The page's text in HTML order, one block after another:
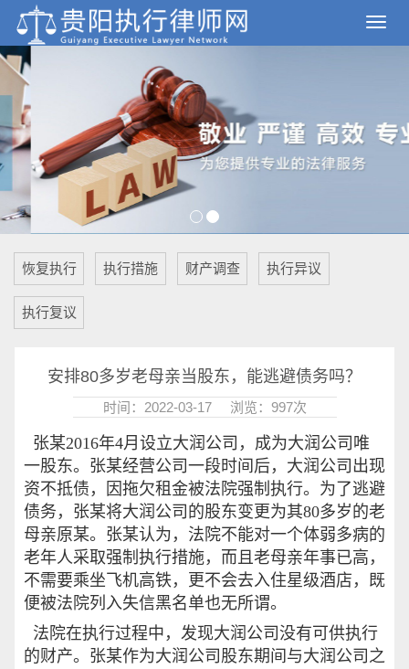
恢复执行 执行措施 财产调查 执行异议
执行复议
安排80多岁老母亲当股东，能逃避债务吗？
时间：2022-03-17 浏览：997次
张某2016年4月设立大润公司，成为大润公司唯
一股东。张某经营公司一段时间后，大润公司出现
资不抵债，因拖欠租金被法院强制执行。为了逃避
债务，张某将大润公司的股东变更为其80多岁的老
母亲原某。张某认为，法院不能对一个体弱多病的
老年人采取强制执行措施，而且老母亲年事已高，
不需要乘坐飞机高铁，更不会去入住星级酒店，既
便被法院列入失信黑名单也无所谓。
法院在执行过程中，发现大润公司没有可供执行
的财产。张某作为大润公司股东期间与大润公司之